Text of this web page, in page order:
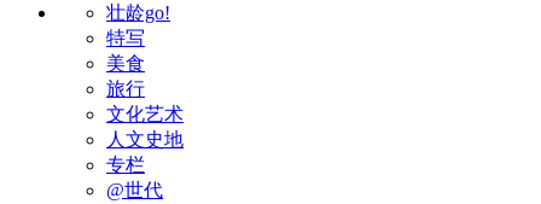
壮龄go!
特写
美食
旅行
文化艺术
人文史地
专栏
@世代